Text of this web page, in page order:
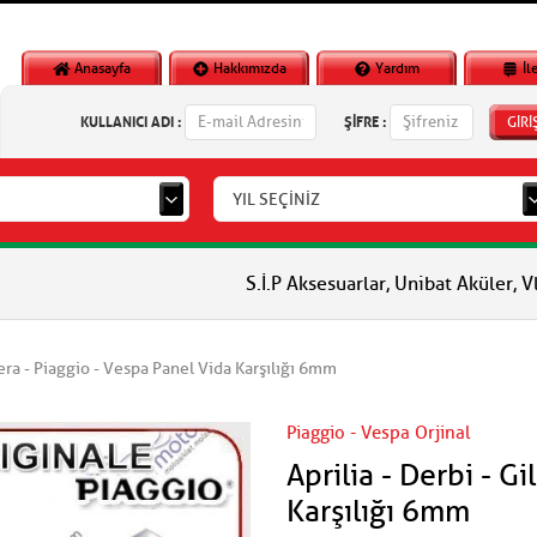
Anasayfa Hakkımızda Yardım
KULLANICI ADI : ŞİFRE :
YIL SEÇİNİZ
S.İ.P Aksesuarlar, Unibat Aküler, Vlm
- Piaggio - Vespa Panel Vida Karşılığı 6mm
Piaggio - Vespa Orjinal
Aprilia - Derbi -
Karşılığı 6mm